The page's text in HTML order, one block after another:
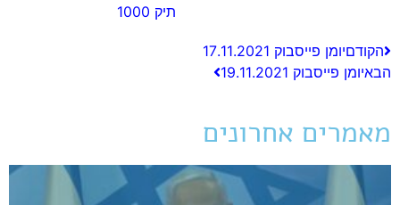
יומן פייסבוק 17.11.2021
יומן פייסבוק 19.11.2021
אחרונים